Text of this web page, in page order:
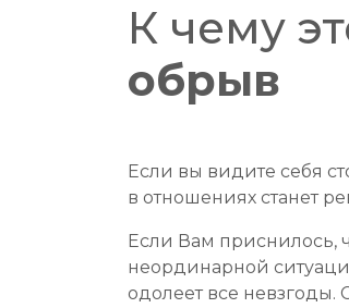
К чему
обрыв
Если вы видите себя
в отношениях станет
Если Вам приснилось,
неординарной
одолеет все невзгоды.